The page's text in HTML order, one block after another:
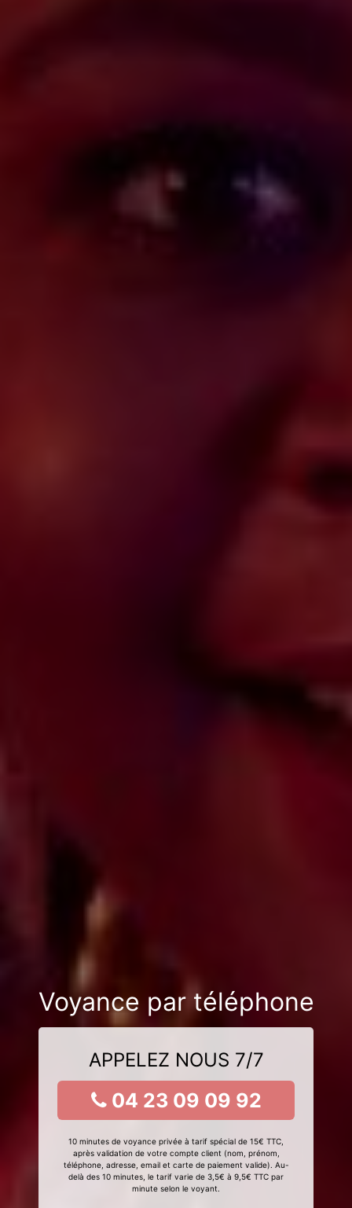
Voyance par téléphone
APPELEZ NOUS 7/7
04 23 09 09 92
10 minutes de voyance privée à tarif spécial de 15€ TTC,
après validation de votre compte client (nom, prénom,
téléphone, adresse, email et carte de paiement valide). Au-
delà des 10 minutes, le tarif varie de 3,5€ à 9,5€ TTC par
minute selon le voyant.